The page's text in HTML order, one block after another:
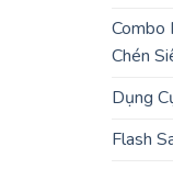
Combo
Chén
Dụng
Flash